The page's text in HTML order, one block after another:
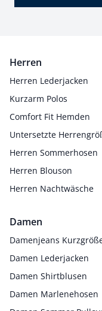
Herren
Herren Lederjacken
Kurzarm Polos
Comfort Fit Hemden
Untersetzte
Herren Sommerhosen
Herren Blouson
Herren Nachtwäsche
Damen
Damenjeans
Damen Lederjacken
Damen Shirtblusen
Damen Marlenehosen